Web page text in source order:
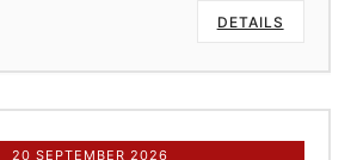
DETAILS
20 SEPTEMBER 2026